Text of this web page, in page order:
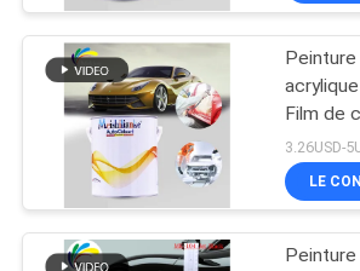
Peinture de
mixte prêteFilm de
3.26USD-
LE